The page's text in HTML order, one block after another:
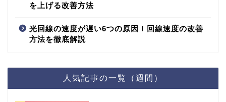
を上げる改善方法
光回線の速度が遅い6つの原因！回線速度の改善
方法を徹底解説
人気記事の一覧（週間）